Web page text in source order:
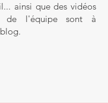
ainsi que des vidéos
de l'équipe sont à